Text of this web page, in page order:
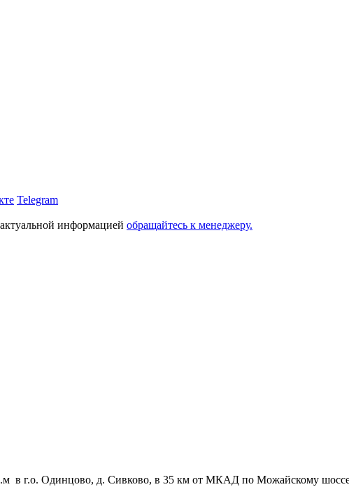
Telegram
информацией обращайтесь к менеджеру.
в г.о. Одинцово, д. Сивково, в 35 км от МКАД по Можайскому